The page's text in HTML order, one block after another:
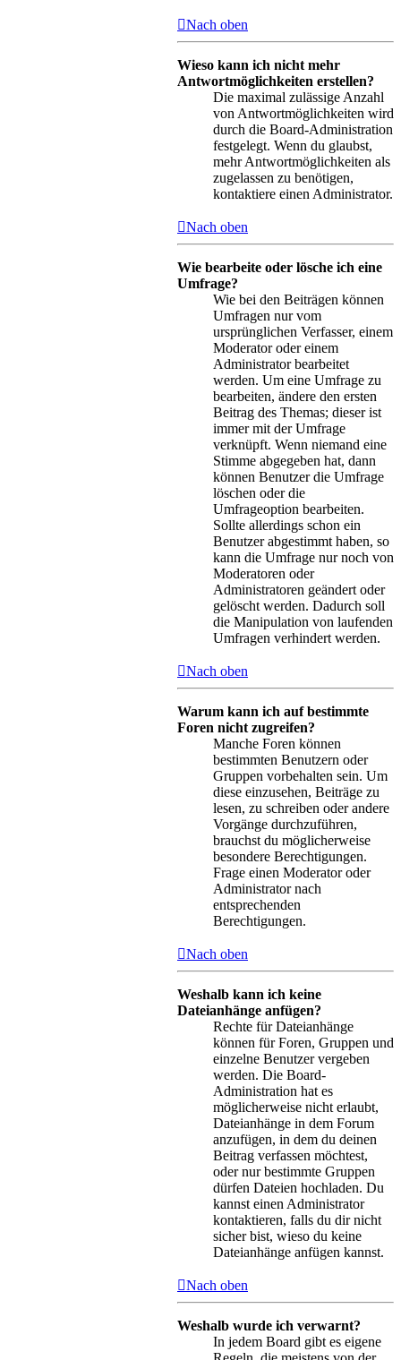
Nach oben
Wieso kann ich nicht mehr
Antwortmöglichkeiten erstellen?
Die maximal zulässige Anzahl
von Antwortmöglichkeiten wird
durch die Board-Administration
festgelegt. Wenn du glaubst,
mehr Antwortmöglichkeiten als
zugelassen zu benötigen,
kontaktiere einen Administrator.
Nach oben
Wie bearbeite oder lösche ich eine
Umfrage?
Wie bei den Beiträgen können
Umfragen nur vom
ursprünglichen Verfasser, einem
Moderator oder einem
Administrator bearbeitet
werden. Um eine Umfrage zu
bearbeiten, ändere den ersten
Beitrag des Themas; dieser ist
immer mit der Umfrage
verknüpft. Wenn niemand eine
Stimme abgegeben hat, dann
können Benutzer die Umfrage
löschen oder die
Umfrageoption bearbeiten.
Sollte allerdings schon ein
Benutzer abgestimmt haben, so
kann die Umfrage nur noch von
Moderatoren oder
Administratoren geändert oder
gelöscht werden. Dadurch soll
die Manipulation von laufenden
Umfragen verhindert werden.
Nach oben
Warum kann ich auf bestimmte
Foren nicht zugreifen?
Manche Foren können
bestimmten Benutzern oder
Gruppen vorbehalten sein. Um
diese einzusehen, Beiträge zu
lesen, zu schreiben oder andere
Vorgänge durchzuführen,
brauchst du möglicherweise
besondere Berechtigungen.
Frage einen Moderator oder
Administrator nach
entsprechenden
Berechtigungen.
Nach oben
Weshalb kann ich keine
Dateianhänge anfügen?
Rechte für Dateianhänge
können für Foren, Gruppen und
einzelne Benutzer vergeben
werden. Die Board-
Administration hat es
möglicherweise nicht erlaubt,
Dateianhänge in dem Forum
anzufügen, in dem du deinen
Beitrag verfassen möchtest,
oder nur bestimmte Gruppen
dürfen Dateien hochladen. Du
kannst einen Administrator
kontaktieren, falls du dir nicht
sicher bist, wieso du keine
Dateianhänge anfügen kannst.
Nach oben
Weshalb wurde ich verwarnt?
In jedem Board gibt es eigene